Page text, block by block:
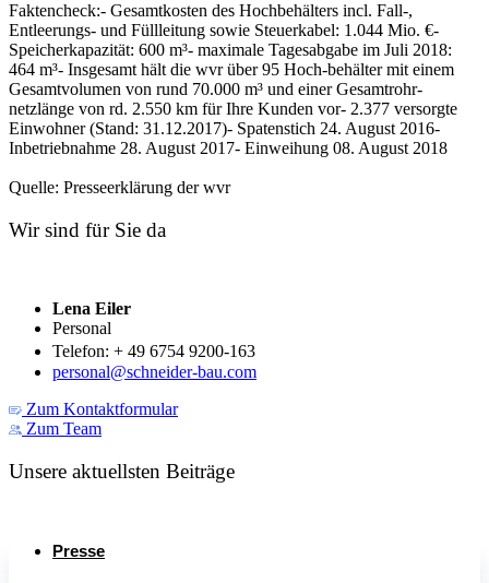
Faktencheck:- Gesamtkosten des Hochbehälters incl. Fall-,
Entleerungs- und Füllleitung sowie Steuerkabel: 1.044 Mio. €-
Speicherkapazität: 600 m³- maximale Tagesabgabe im Juli 2018:
464 m³- Insgesamt hält die wvr über 95 Hoch-behälter mit einem
Gesamtvolumen von rund 70.000 m³ und einer Gesamtrohr-
netzlänge von rd. 2.550 km für Ihre Kunden vor- 2.377 versorgte
Einwohner (Stand: 31.12.2017)- Spatenstich 24. August 2016-
Inbetriebnahme 28. August 2017- Einweihung 08. August 2018
Quelle: Presseerklärung der wvr
Wir sind für Sie da
Lena Eiler
Personal
Telefon: + 49 6754 9200-163
personal@schneider-bau.com
Zum Kontaktformular
Zum Team
Unsere aktuellsten Beiträge
Presse